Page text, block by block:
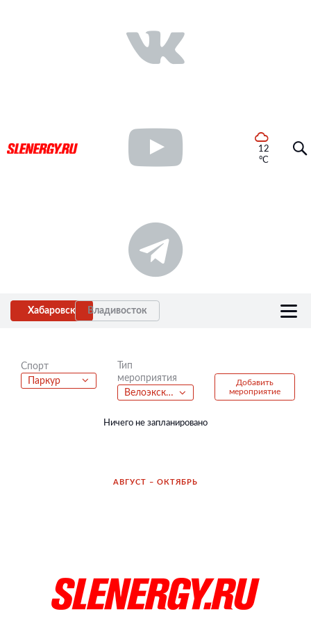
12
°C
Хабаровск Владивосток
Спорт
Паркур
Тип
мероприятия
Велоэкскурсия
Добавить
мероприятие
Ничего не запланировано
АВГУСТ – ОКТЯБРЬ